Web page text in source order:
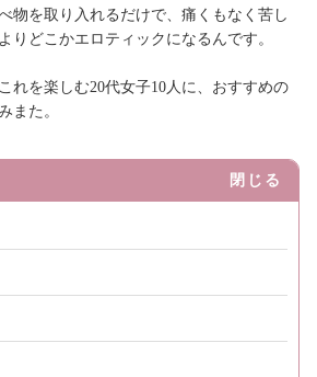
物を取り入れるだけで、痛くもなく苦し
りどこかエロティックになるんです。
れを楽しむ20代女子10人に、おすすめの
また。
閉じる